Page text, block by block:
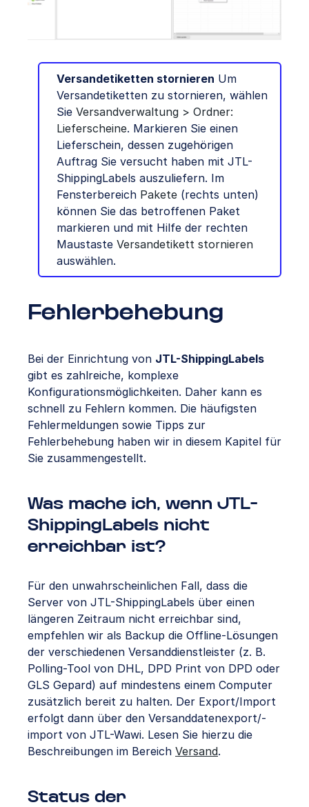
Versandetiketten stornieren Um
Versandetiketten zu stornieren, wählen
Sie Versandverwaltung > Ordner:
Lieferscheine. Markieren Sie einen
Lieferschein, dessen zugehörigen
Auftrag Sie versucht haben mit JTL-
ShippingLabels auszuliefern. Im
Fensterbereich Pakete (rechts unten)
können Sie das betroffenen Paket
markieren und mit Hilfe der rechten
Maustaste Versandetikett stornieren
auswählen.
Fehlerbehebung
Bei der Einrichtung von JTL-ShippingLabels
gibt es zahlreiche, komplexe
Konfigurationsmöglichkeiten. Daher kann es
schnell zu Fehlern kommen. Die häufigsten
Fehlermeldungen sowie Tipps zur
Fehlerbehebung haben wir in diesem Kapitel für
Sie zusammengestellt.
Was mache ich, wenn JTL-
ShippingLabels nicht
erreichbar ist?
Für den unwahrscheinlichen Fall, dass die
Server von JTL-ShippingLabels über einen
längeren Zeitraum nicht erreichbar sind,
empfehlen wir als Backup die Offline-Lösungen
der verschiedenen Versanddienstleister (z. B.
Polling-Tool von DHL, DPD Print von DPD oder
GLS Gepard) auf mindestens einem Computer
zusätzlich bereit zu halten. Der Export/Import
erfolgt dann über den Versanddatenexport/-
import von JTL-Wawi. Lesen Sie hierzu die
Beschreibungen im Bereich Versand.
Status der